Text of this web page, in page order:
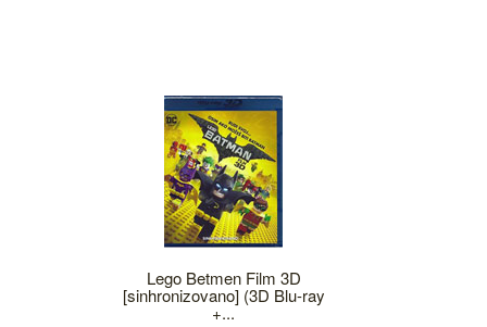
Lego Betmen Film 3D
[sinhronizovano] (3D Blu-ray
+...